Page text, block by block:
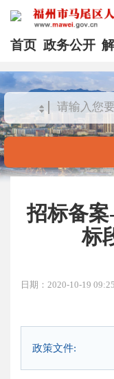
首页 政务公开
招标备
标
日期：2020-10-19 09:25
政策文件: